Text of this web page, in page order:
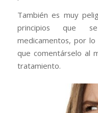
También es muy
principios que
medicamentos, por
que comentárselo al
tratamiento.